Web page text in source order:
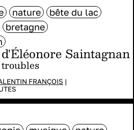
Saintagnan
FRANÇOIS |
nature
bête du lac
bretagne